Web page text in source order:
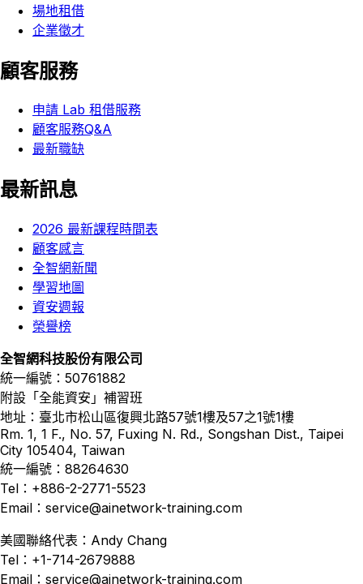
場地租借
企業徵才
顧客服務
申請 Lab 租借服務
顧客服務Q&A
最新職缺
最新訊息
2026 最新課程時間表
顧客感言
全智網新聞
學習地圖
資安週報
榮譽榜
全智網科技股份有限公司
統一編號：50761882
附設「全能資安」補習班
地址：臺北市松山區復興北路57號1樓及57之1號1樓
Rm. 1, 1 F., No. 57, Fuxing N. Rd., Songshan Dist., Taipei
City 105404, Taiwan
統一編號：88264630
Tel：+886-2-2771-5523
Email：service@ainetwork-training.com
美國聯絡代表：Andy Chang
Tel：+1-714-2679888
Email：service@ainetwork-training.com